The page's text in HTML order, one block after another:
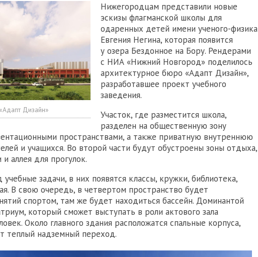
Дизайн»
Нижегородцам представили новые
эскизы флагманской школы для
одаренных детей имени ученого-физика
Евгения Негина, которая появится
у озера Бездонное на Бору. Рендерами
с НИА «Нижний Новгород» поделилось
архитектурное бюро «Адапт Дизайн»,
разработавшее проект учебного
заведения.
Участок, где разместится школа,
разделен на общественную зону
пространствами, а также приватную внутреннюю
и учащихся. Во второй части будут обустроены зоны отдыха,
аллея для прогулок.
задачи, в них появятся классы, кружки, библиотека,
В свою очередь, в четвертом пространство будет
спортом, там же будет находиться бассейн. Доминантой
который сможет выступать в роли актового зала
Около главного здания расположатся спальные корпуса,
теплый надземный переход.